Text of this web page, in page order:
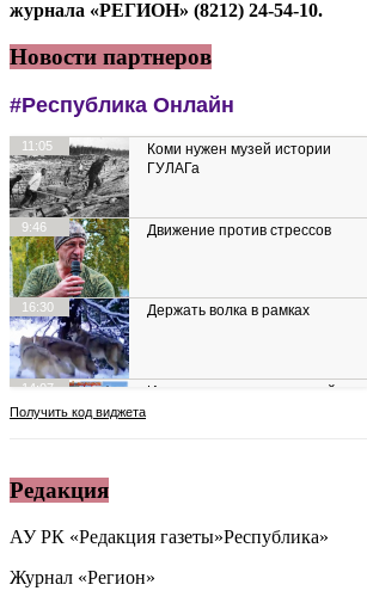
журнала «РЕГИОН» (8212) 24-54-10.
Новости партнеров
Редакция
АУ РК «Редакция газеты»Республика»
Журнал «Регион»